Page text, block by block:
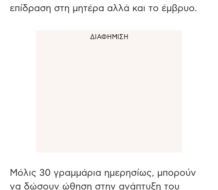
επίδραση στη μητέρα αλλά και το έμβρυο.
Μόλις 30 γραμμάρια ημερησίως, μπορούν
να δώσουν ώθηση στην ανάπτυξη του